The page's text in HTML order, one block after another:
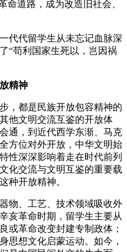
命道路，成为改造旧社会、
代留学生从未忘记血脉深
“苟利国家生死以，岂因祸
精神
都是民族开放包容精神的
他文明交流互鉴的开放体
通，到近代西学东渐、马克
方位对外开放，中华文明始
性深深影响着走在时代前列
化交流与文明互鉴的重要载
种开放精神。
、工艺、技术领域吸收外
亥革命时期，留学生主要从
或革命改变封建专制政体；
思想文化启蒙运动。如今，